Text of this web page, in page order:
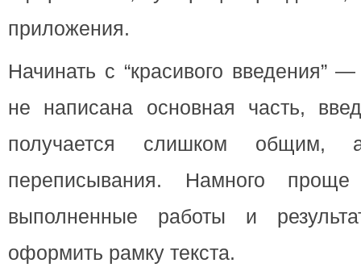
приложения.
Начинать с “красивого введения”
не написана основная часть,
получается слишком общим,
переписывания. Намного
выполненные работы и
оформить рамку текста.